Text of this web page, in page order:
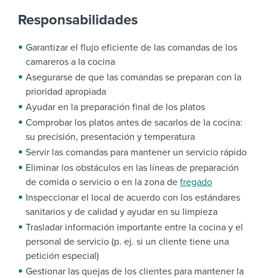
Responsabilidades
Garantizar el flujo eficiente de las comandas de los
camareros a la cocina
Asegurarse de que las comandas se preparan con la
prioridad apropiada
Ayudar en la preparación final de los platos
Comprobar los platos antes de sacarlos de la cocina:
su precisión, presentación y temperatura
Servir las comandas para mantener un servicio rápido
Eliminar los obstáculos en las líneas de preparación
de comida o servicio o en la zona de fregado
Inspeccionar el local de acuerdo con los estándares
sanitarios y de calidad y ayudar en su limpieza
Trasladar información importante entre la cocina y el
personal de servicio (p. ej. si un cliente tiene una
petición especial)
Gestionar las quejas de los clientes para mantener la